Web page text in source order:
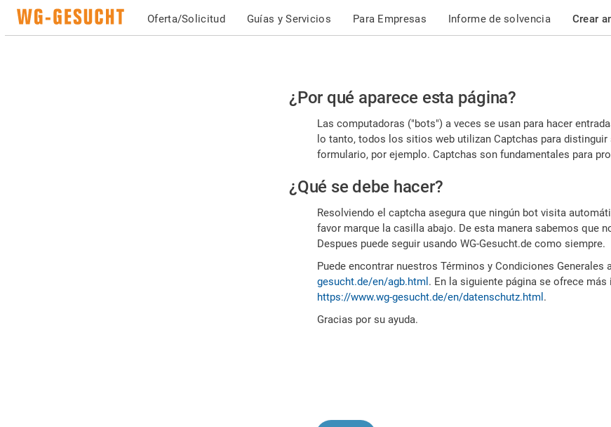
Oferta/Solicitud Guías y Servicios Para Empresas Informe de solvencia Crear
Por
favor,
confirme
es
humano
¿Por qué aparece esta página?
Las computadoras ("bots") a veces se usan para hacer
lo tanto, todos los sitios web utilizan Captchas para
formulario, por ejemplo. Captchas son fundamentales para
¿Qué se debe hacer?
Resolviendo el captcha asegura que ningún bot visita
favor marque la casilla abajo. De esta manera sabemos que
Despues puede seguir usando WG-Gesucht.de como siempre.
Puede encontrar nuestros Términos y Condiciones Generales
gesucht.de/en/agb.html . En la siguiente página se ofrece
https://www.wg-gesucht.de/en/datenschutz.html .
Gracias por su ayuda.